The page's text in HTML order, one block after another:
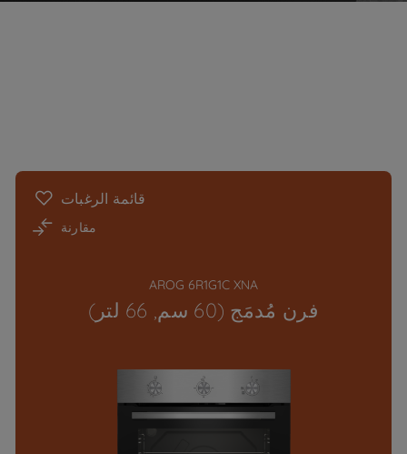
قائمة الرغبات
مقارنة
AROG 6R1G1C XNA
فرن مُدمَج (60 سم, 66 لتر)